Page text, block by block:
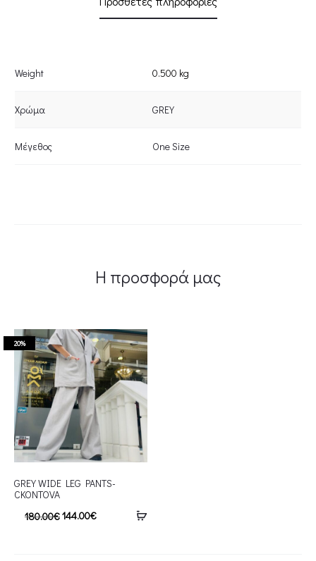
Weight 0.500 kg
Χρώμα GREY
Μέγεθος One Size
Η προσφορά μας
20%
GREY WIDE LEG PANTS-
CKONTOVA
180.00€144.00€